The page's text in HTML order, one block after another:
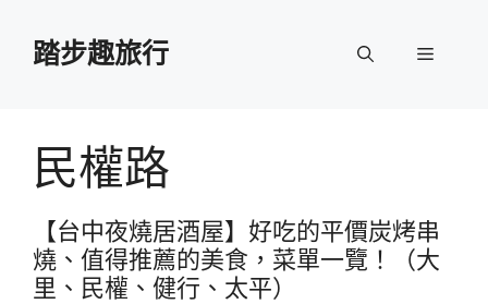
踏步趣旅行 選
民權路
【台中夜燒居酒屋】好吃的平價炭烤串
燒、值得推薦的美食，菜單一覽！（大
里、民權、健行、太平）